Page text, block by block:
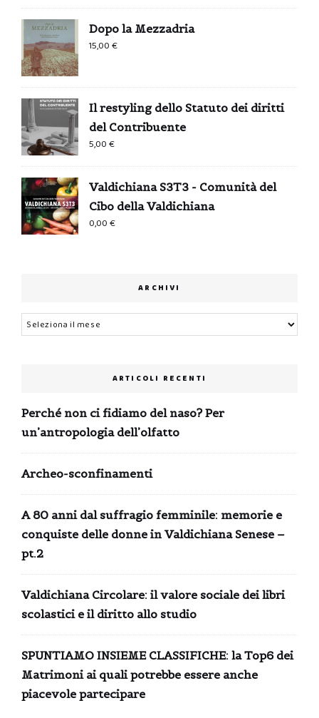
Dopo la Mezzadria
15,00€
Il restyling dello Statuto dei diritti
del Contribuente
5,00€
Valdichiana S3T3 - Comunità del
Cibo della Valdichiana
0,00€
ARCHIVI
Archivi
ARTICOLI RECENTI
Perché non ci fidiamo del naso? Per
un’antropologia dell’olfatto
Archeo-sconfinamenti
A 80 anni dal suffragio femminile: memorie e
conquiste delle donne in Valdichiana Senese –
pt.2
Valdichiana Circolare: il valore sociale dei libri
scolastici e il diritto allo studio
SPUNTIAMO INSIEME CLASSIFICHE: la Top6 dei
Matrimoni ai quali potrebbe essere anche
piacevole partecipare